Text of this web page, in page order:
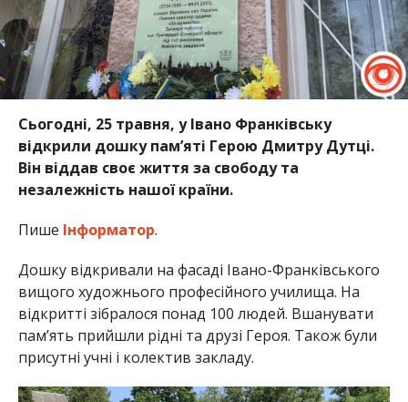
Сьогодні, 25 травня, у Івано Франківську
відкрили дошку пам’яті Герою Дмитру Дутці.
Він віддав своє життя за свободу та
незалежність нашої країни.
Пише Інформатор.
Дошку відкривали на фасаді Івано-Франківського
вищого художнього професійного училища. На
відкритті зібралося понад 100 людей. Вшанувати
пам’ять прийшли рідні та друзі Героя. Також були
присутні учні і колектив закладу.